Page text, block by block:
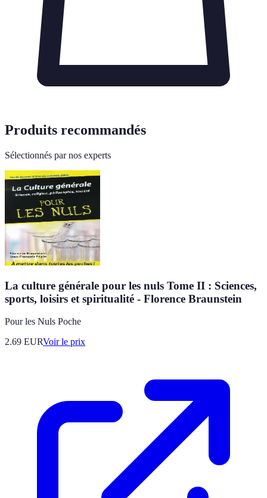
Produits recommandés
Sélectionnés par nos experts
La culture générale pour les nuls Tome II : Sciences,
sports, loisirs et spiritualité - Florence Braunstein
Pour les Nuls Poche
2.69 EURVoir le prix